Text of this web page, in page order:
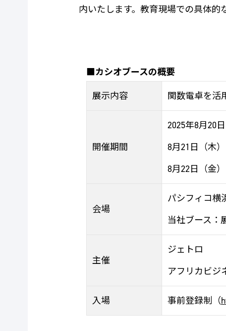
内いたします。教育現場での具体的
■カシオブースの概要
展示内容
関数電卓を活
開催期間
2025年8月20
8月21日（木
8月22日（金
会場
パシフィコ横
当社ブース
主催
ジェトロ
アフリカビジ
入場 事前登録制（